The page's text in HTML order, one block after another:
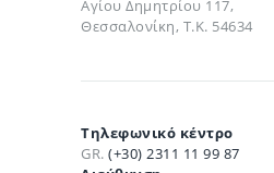
Αγίου Δημητρίου 117,
Θεσσαλονίκη, Τ.Κ. 54634
Τηλεφωνικό κέντρο
GR. (+30) 2311 11 99 87